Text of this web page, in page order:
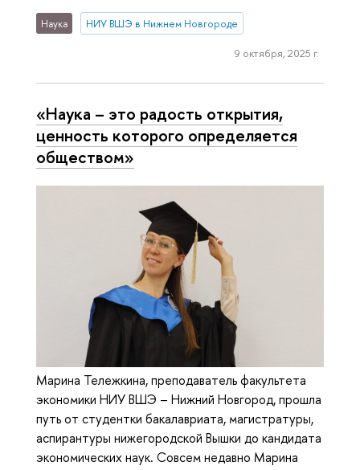
Наука НИУ ВШЭ в Нижнем Новгороде
9 октября, 2025 г.
«Наука – это радость открытия,
ценность которого определяется
обществом»
Марина Тележкина, преподаватель факультета
экономики НИУ ВШЭ – Нижний Новгород, прошла
путь от студентки бакалавриата, магистратуры,
аспирантуры нижегородской Вышки до кандидата
экономических наук. Совсем недавно Марина